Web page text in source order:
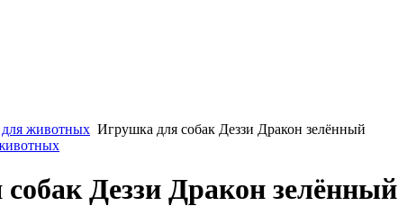
животных Игрушка для собак Деззи Дракон зелённый
Деззи Дракон зелённый